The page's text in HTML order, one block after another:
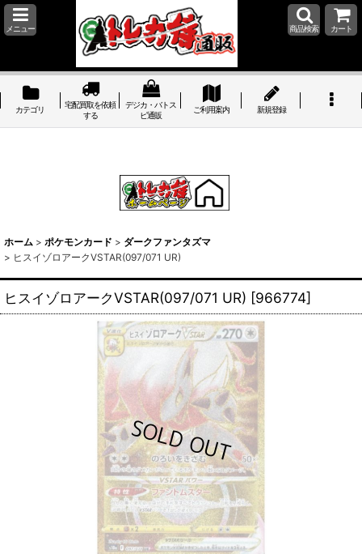
メニュー 商品検索 カート
カテゴリ
宅配買取を依頼
する
デジカ・バトス
ピ通販
ご利用案内 新規登録
ホーム > ポケモンカード > ダークファンタズマ
> ヒスイゾロアークVSTAR(097/071 UR)
ヒスイゾロアークVSTAR(097/071 UR) [966774]